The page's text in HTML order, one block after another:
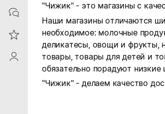
Contacts
Reviews
ProfileSaby
"Чижик" -это магазины с
Наши магазины отличаются
необходимое: молочные
деликатесы, овощи и фрукты,
товары, товары для детей и
обязательно порадуют низкие
"Чижик" - делаем качество